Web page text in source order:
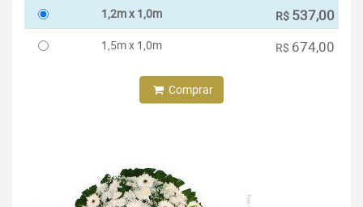
1,2m x 1,0m R$ 537,00
1,5m x 1,0m R$ 674,00
Comprar